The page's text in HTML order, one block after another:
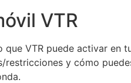
VTR
VTR puede activar en
y cómo